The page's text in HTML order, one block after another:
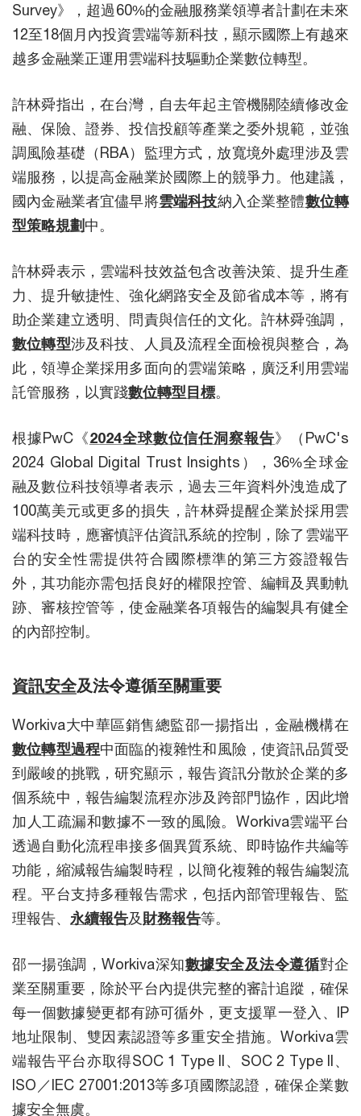
Survey》，超過60%的金融服務業領導者計劃在未來
12至18個月內投資雲端等新科技，顯示國際上有越來
越多金融業正運用雲端科技驅動企業數位轉型。
許林舜指出，在台灣，自去年起主管機關陸續修改金
融、保險、證券、投信投顧等產業之委外規範，並強
調風險基礎（RBA）監理方式，放寬境外處理涉及雲
端服務，以提高金融業於國際上的競爭力。他建議，
國內金融業者宜儘早將雲端科技納入企業整體數位轉
型策略規劃中。
許林舜表示，雲端科技效益包含改善決策、提升生產
力、提升敏捷性、強化網路安全及節省成本等，將有
助企業建立透明、問責與信任的文化。許林舜強調，
數位轉型涉及科技、人員及流程全面檢視與整合，為
此，領導企業採用多面向的雲端策略，廣泛利用雲端
託管服務，以實踐數位轉型目標。
根據PwC《2024全球數位信任洞察報告》（PwC's
2024 Global Digital Trust Insights），36%全球金
融及數位科技領導者表示，過去三年資料外洩造成了
100萬美元或更多的損失，許林舜提醒企業於採用雲
端科技時，應審慎評估資訊系統的控制，除了雲端平
台的安全性需提供符合國際標準的第三方簽證報告
外，其功能亦需包括良好的權限控管、編輯及異動軌
跡、審核控管等，使金融業各項報告的編製具有健全
的內部控制。
資訊安全及法令遵循至關重要
Workiva大中華區銷售總監邵一揚指出，金融機構在
數位轉型過程中面臨的複雜性和風險，使資訊品質受
到嚴峻的挑戰，研究顯示，報告資訊分散於企業的多
個系統中，報告編製流程亦涉及跨部門協作，因此增
加人工疏漏和數據不一致的風險。Workiva雲端平台
透過自動化流程串接多個異質系統、即時協作共編等
功能，縮減報告編製時程，以簡化複雜的報告編製流
程。平台支持多種報告需求，包括內部管理報告、監
理報告、 永續報告及財務報告等。
邵一揚強調，Workiva深知數據安全及法令遵循對企
業至關重要，除於平台內提供完整的審計追蹤，確保
每一個數據變更都有跡可循外，更支援單一登入、IP
地址限制、雙因素認證等多重安全措施。Workiva雲
端報告平台亦取得SOC 1 Type II、SOC 2 Type II、
ISO／IEC 27001:2013等多項國際認證，確保企業數
據安全無虞。